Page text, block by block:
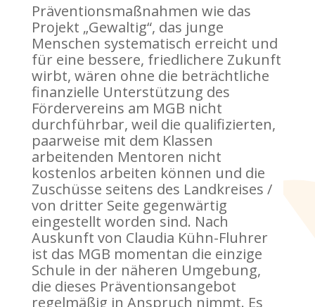
Präventionsmaßnahmen wie das
Projekt „Gewaltig“, das junge
Menschen systematisch erreicht und
für eine bessere, friedlichere Zukunft
wirbt, wären ohne die beträchtliche
finanzielle Unterstützung des
Fördervereins am MGB nicht
durchführbar, weil die qualifizierten,
paarweise mit dem Klassen
arbeitenden Mentoren nicht
kostenlos arbeiten können und die
Zuschüsse seitens des Landkreises /
von dritter Seite gegenwärtig
eingestellt worden sind. Nach
Auskunft von Claudia Kühn-Fluhrer
ist das MGB momentan die einzige
Schule in der näheren Umgebung,
die dieses Präventionsangebot
regelmäßig in Anspruch nimmt. Es